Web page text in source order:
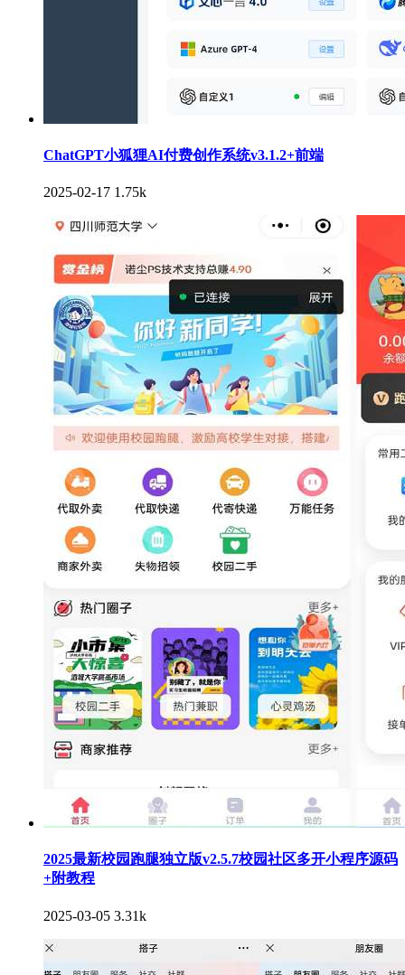
ChatGPT小狐狸AI付费创作系统v3.1.2+前端
2025-02-17 1.75k
2025最新校园跑腿独立版v2.5.7校园社区多开小程序源码
+附教程
2025-03-05 3.31k